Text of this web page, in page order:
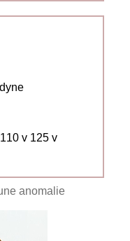
Secteur alternatif 110 v 125 v
anomalie